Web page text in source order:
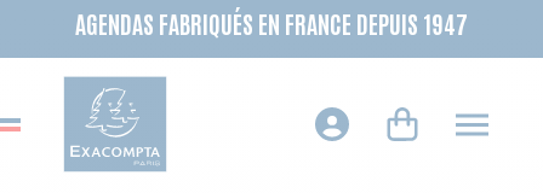
AGENDAS FABRIQUÉS EN FRANCE DEPUIS 1947